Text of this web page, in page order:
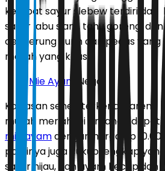
ketupat sayur slebew terdiri dari
sayur labu siam, tahu goreng,
cenderung gurih dan pedas
merah yang khas.
Mie Ayam
Nego
Kawasan senen terkenal karena
murah meriah. Di sini anda dapat
mie ayamdengan harga Rp
porsinya juga cukup lengkap
sayur hijau, dan ayam kecap,dan